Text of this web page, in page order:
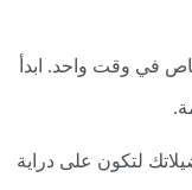
في وقت واحد. ابدأ
لتكون على دراية